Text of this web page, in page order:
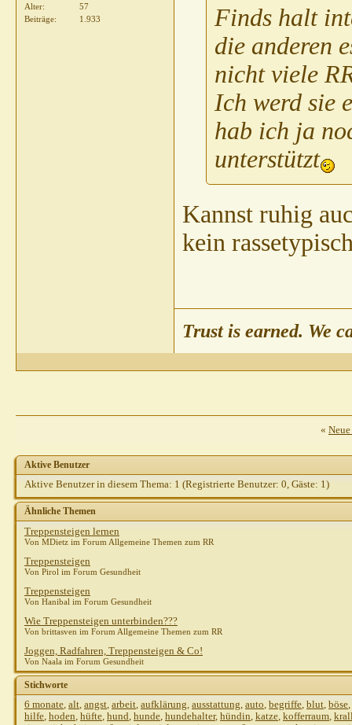
GastAW: Treppensteigen
Claudia05021974
Gast AW:
ChappyxxsAW:
Gast
pete23021972
CHIMBAZI
spechti AW:
GastAW:
Gast
Alter
57
Beiträge
1.933
Finds halt
die anderen
nicht viele
Ich werd sie
hab ich ja
unterstützt
Kannst ruhig
kein
Trust is earned. We
«
Aktive Benutzer
Aktive Benutzer in diesem Thema: 1 (Registrierte Benutzer: 0, Gäste: 1)
Ähnliche Themen
Treppensteigen lernen
Von MDietz im Forum Allgemeine Themen zum RR
Treppensteigen
Von Pirol im Forum Gesundheit
Treppensteigen
Von Hanibal im Forum Gesundheit
Wie Treppensteigen unterbinden???
Von brittasven im Forum Allgemeine Themen zum RR
Joggen, Radfahren, Treppensteigen & Co!
Von Naala im Forum Gesundheit
Stichworte
6 monate, alt, angst, arbeit, aufklärung, ausstattung, auto, begriffe, blut, böse,
hilfe, hoden, hüfte, hund, hunde, hundehalter, hündin, katze, kofferraum,